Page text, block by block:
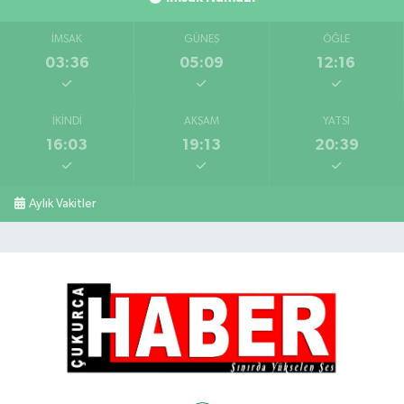
İMSAK
03:36
GÜNEŞ
05:09
ÖĞLE
12:16
İKINDI
16:03
AKŞAM
19:13
YATSI
20:39
Aylık Vakitler